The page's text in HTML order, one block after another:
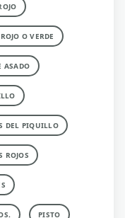
O VERDE
ASADO
DEL PIQUILLO
ROJOS
PISTO